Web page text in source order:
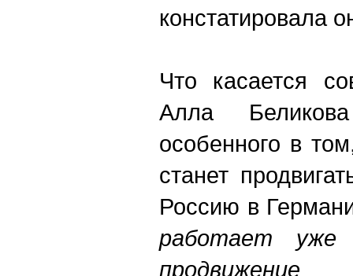
констатировала
Что касается
Алла
особенного в
станет
Россию в
работает